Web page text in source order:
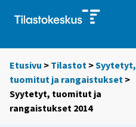
Etusivu > Tilastot >Syytetyt,
tuomitut ja rangaistukset >
Syytetyt, tuomitut ja
rangaistukset 2014